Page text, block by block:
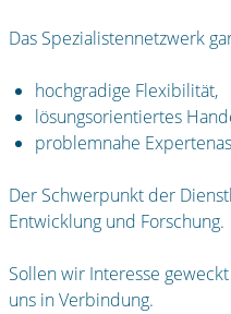
Das Spezialistennetzwerk
hochgradige Flexibilität,
lösungsorientiertes
problemnahe
Der Schwerpunkt der
Entwicklung und Forschung.
Sollen wir Interesse
uns in Verbindung.